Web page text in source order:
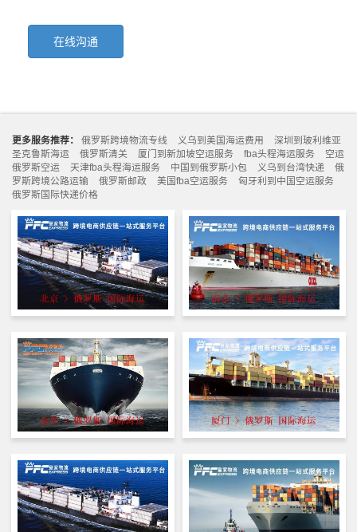
在线沟通
更多服务推荐： 俄罗斯跨境物流专线 义乌到美国海运费用
深圳到玻利维亚
圣克鲁斯海运
俄罗斯清关 厦门到新加坡空运服务 fba头程海运服务
空运
俄罗斯空运
天津fba头程海运服务 中国到俄罗斯小包 义乌到台湾快递
俄
罗斯跨境公路运输
俄罗斯邮政 美国fba空运服务
匈牙利到中国空运服务
俄罗斯国际快递价格